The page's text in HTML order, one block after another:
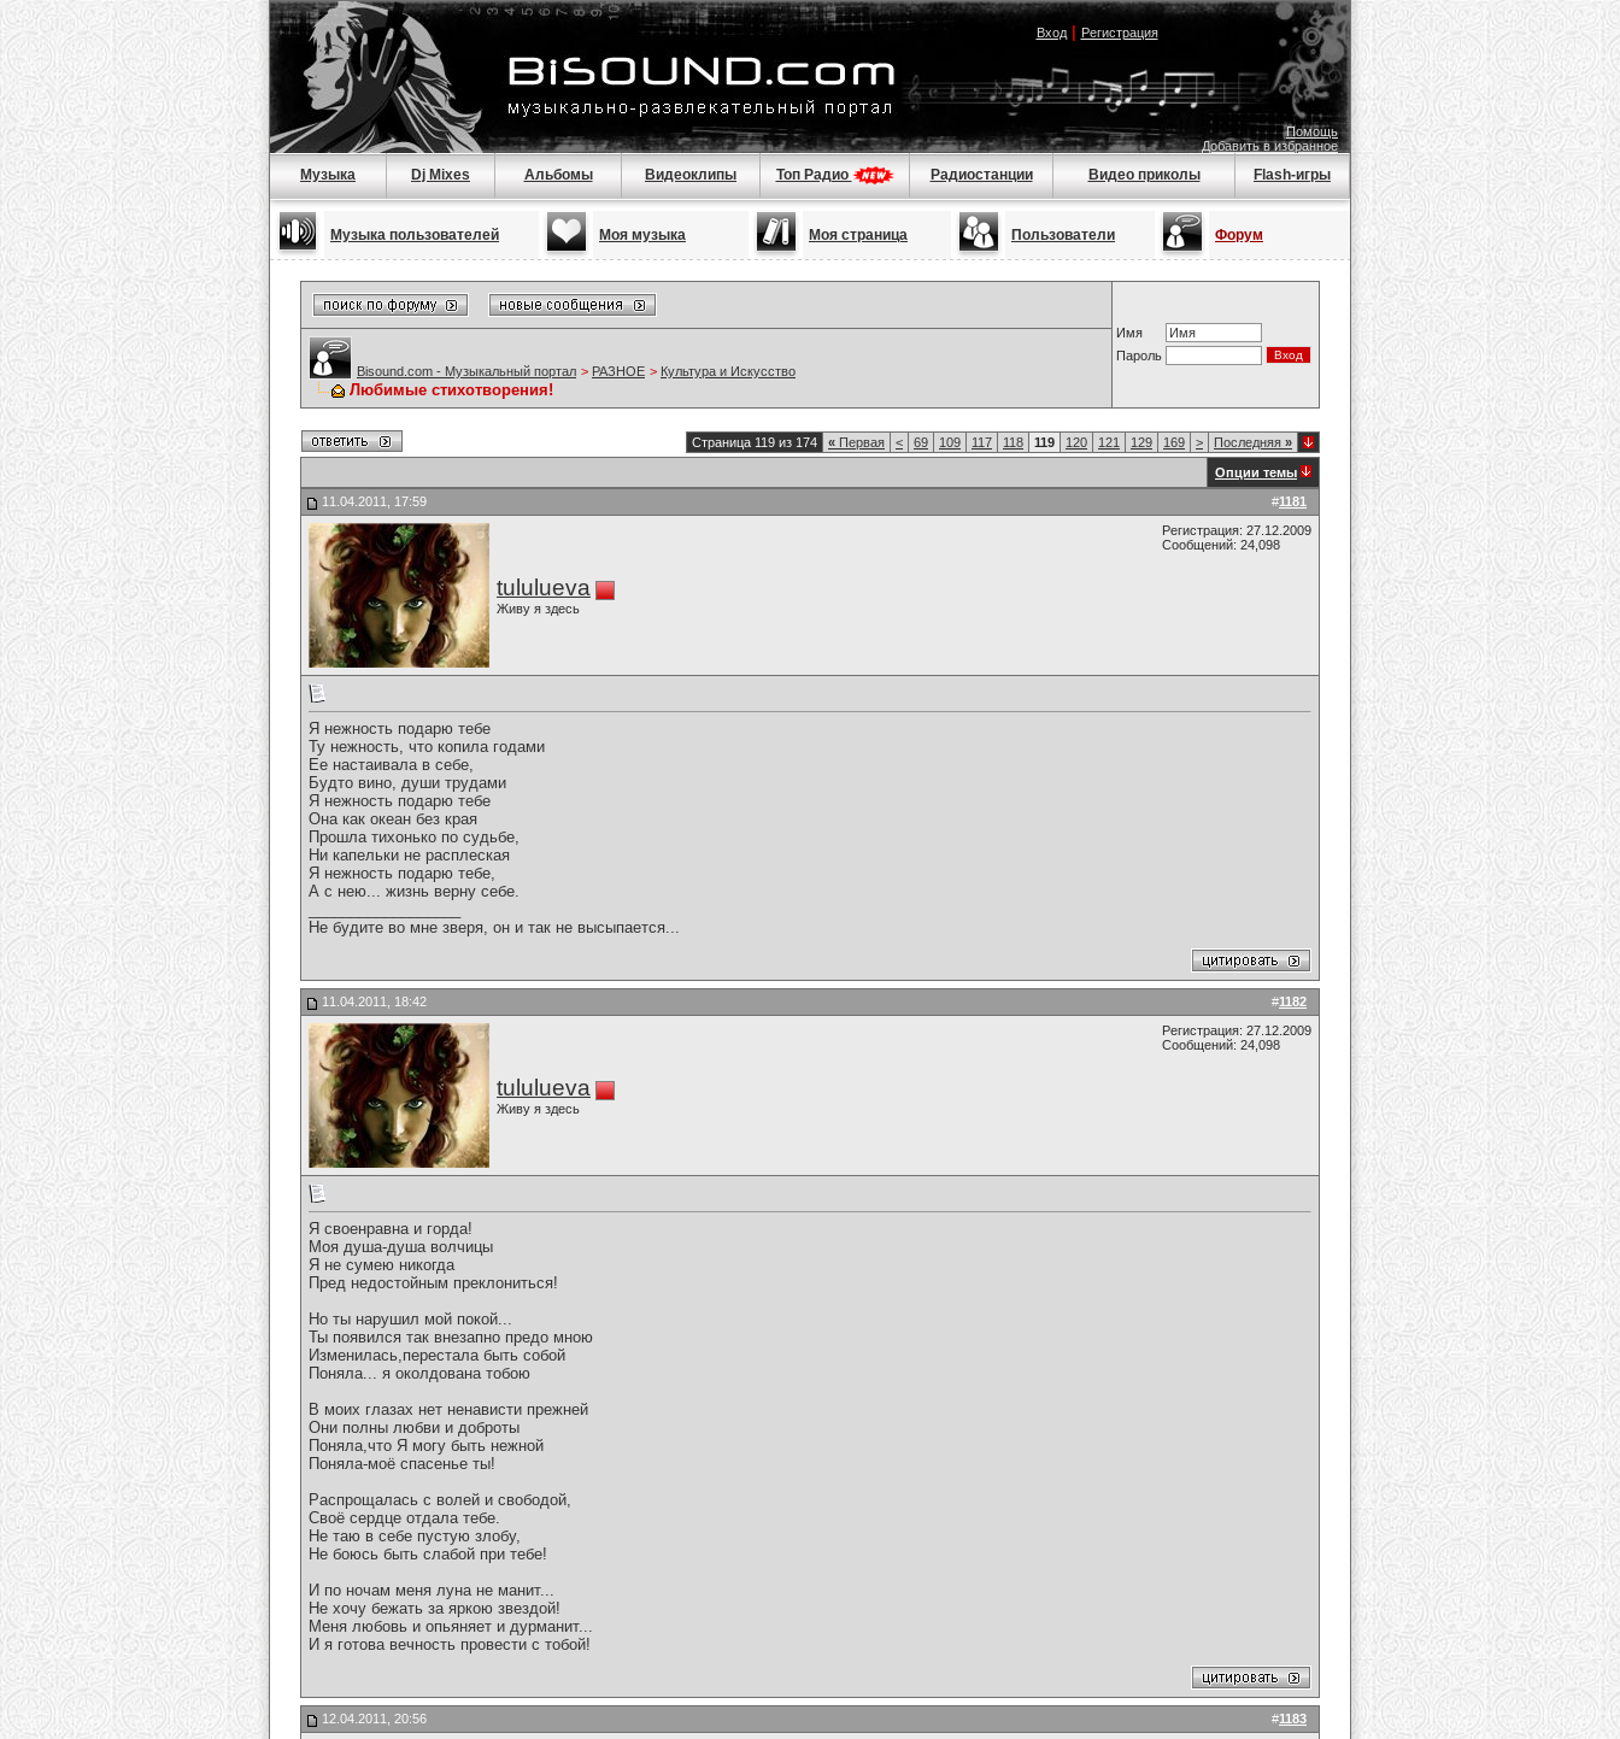
Вход| Регистрация
Помощь
Добавить в избранное
Музыка Dj Mixes Альбомы Видеоклипы Топ Радио Радиостанции Видео приколы Flash-игры
Музыка пользователей Моя музыка Моя страница Пользователи Форум
Имя
Пароль
Bisound.com - Музыкальный портал > РАЗНОЕ > Культура и Искусство
Любимые стихотворения!
Страница 119 из 174 « Первая < 69 109 117 118 119 120 121 129 169 > Последняя »
Опции темы
#1181
11.04.2011, 17:59
tululueva
Живу я здесь
Регистрация: 27.12.2009
Сообщений: 24,098
Я нежность подарю тебе
Ту нежность, что копила годами
Ее настаивала в себе,
Будто вино, души трудами
Я нежность подарю тебе
Она как океан без края
Прошла тихонько по судьбе,
Ни капельки не расплеская
Я нежность подарю тебе,
А с нею... жизнь верну себе.
Не будите во мне зверя, он и так не высыпается...
#1182
11.04.2011, 18:42
tululueva
Живу я здесь
Регистрация: 27.12.2009
Сообщений: 24,098
Я своенравна и горда!
Моя душа-душа волчицы
Я не сумею никогда
Пред недостойным преклониться!
Но ты нарушил мой покой...
Ты появился так внезапно предо мною
Изменилась,перестала быть собой
Поняла... я околдована тобою
В моих глазах нет ненависти прежней
Они полны любви и доброты
Поняла,что Я могу быть нежной
Поняла-моё спасенье ты!
Распрощалась с волей и свободой,
Своё сердце отдала тебе.
Не таю в себе пустую злобу,
Не боюсь быть слабой при тебе!
И по ночам меня луна не манит...
Не хочу бежать за яркою звездой!
Меня любовь и опьяняет и дурманит...
И я готова вечность провести с тобой!
#1183
12.04.2011, 20:56